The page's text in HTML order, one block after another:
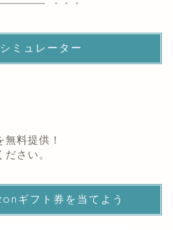
ミュレーター
無料提供！
ださい。
ギフト券を当てよう